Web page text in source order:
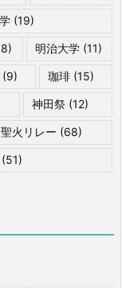
(19)
明治大学(11)
(9) 珈琲 (15)
神田祭(12)
聖火リレー (68)
(51)